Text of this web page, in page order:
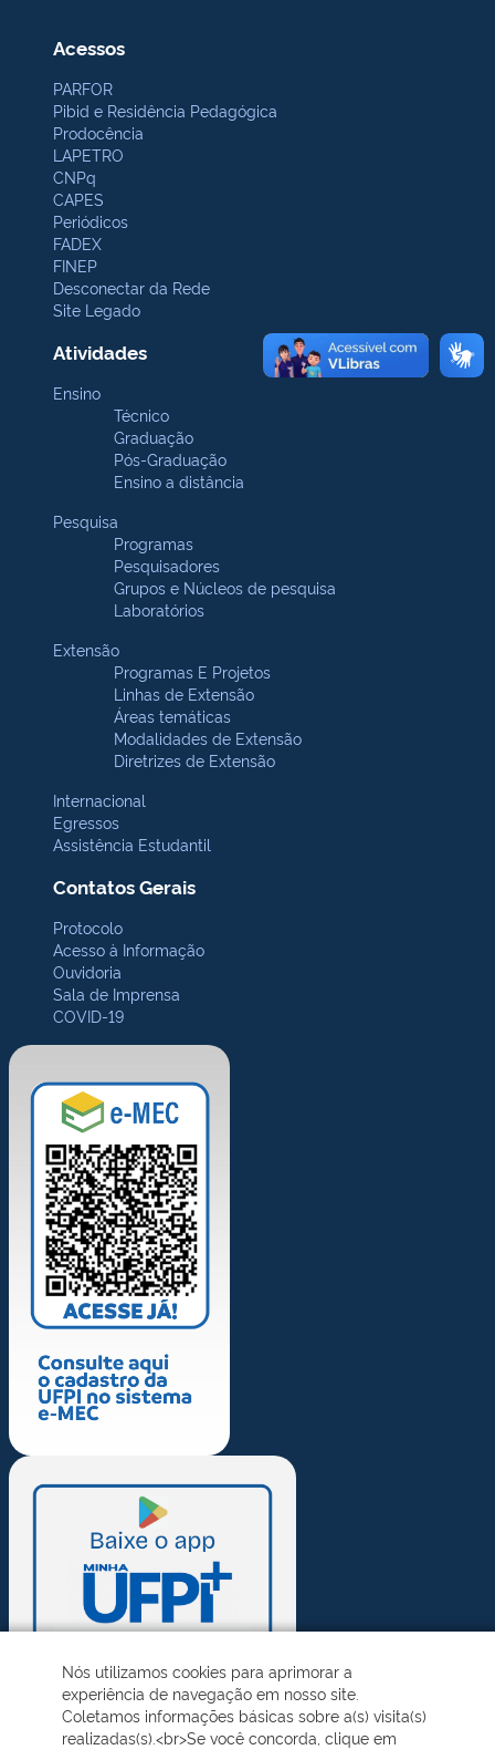
Acessos
PARFOR
Pibid e Residência Pedagógica
Prodocência
LAPETRO
CNPq
CAPES
Periódicos
FADEX
FINEP
Desconectar da Rede
Site Legado
Atividades
Ensino
Técnico
Graduação
Pós-Graduação
Ensino a distância
Pesquisa
Programas
Pesquisadores
Grupos e Núcleos de pesquisa
Laboratórios
Extensão
Programas E Projetos
Linhas de Extensão
Áreas temáticas
Modalidades de Extensão
Diretrizes de Extensão
Internacional
Egressos
Assistência Estudantil
Contatos Gerais
Protocolo
Acesso à Informação
Ouvidoria
Sala de Imprensa
COVID-19
Nós utilizamos cookies para aprimorar a
experiência de navegação em nosso site.
Coletamos informações básicas sobre a(s) visita(s)
realizadas(s).<br>Se você concorda, clique em